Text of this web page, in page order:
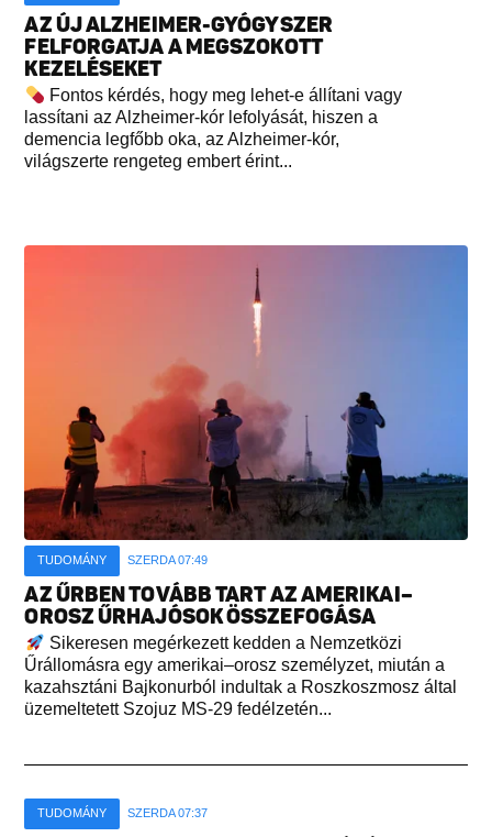
AZ ÚJ ALZHEIMER-GYÓGYSZER
FELFORGATJA A MEGSZOKOTT
KEZELÉSEKET
Fontos kérdés, hogy meg lehet-e állítani vagy
lassítani az Alzheimer-kór lefolyását, hiszen a
demencia legfőbb oka, az Alzheimer-kór,
világszerte rengeteg embert érint...
TUDOMÁNY SZERDA 07:49
AZ ŰRBEN TOVÁBB TART AZ AMERIKAI–
OROSZ ŰRHAJÓSOK ÖSSZEFOGÁSA
Sikeresen megérkezett kedden a Nemzetközi
Űrállomásra egy amerikai–orosz személyzet, miután a
kazahsztáni Bajkonurból indultak a Roszkoszmosz által
üzemeltetett Szojuz MS-29 fedélzetén...
TUDOMÁNY SZERDA 07:37